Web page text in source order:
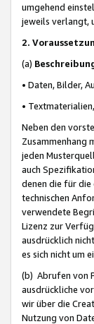
umgehend
jeweils verlangt,
2.
(a)
• Daten, Bilder,
•
Neben den
Zusammenhang
jeden
auch
denen die für die
technischen
verwendete
Lizenz zur
ausdrücklich
es sich nicht um
(b) Abrufen von
ausdrückliche
wir über die
Nutzung von